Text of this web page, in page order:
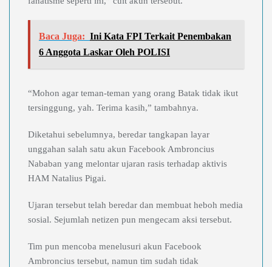
Baca Juga: Ini Kata FPI Terkait Penembakan
6 Anggota Laskar Oleh POLISI
“Mohon agar teman-teman yang orang Batak tidak ikut
tersinggung, yah. Terima kasih,” tambahnya.
Diketahui sebelumnya, beredar tangkapan layar
unggahan salah satu akun Facebook Ambroncius
Nababan yang melontar ujaran rasis terhadap aktivis
HAM Natalius Pigai.
Ujaran tersebut telah beredar dan membuat heboh media
sosial. Sejumlah netizen pun mengecam aksi tersebut.
Tim pun mencoba menelusuri akun Facebook
Ambroncius tersebut, namun tim sudah tidak